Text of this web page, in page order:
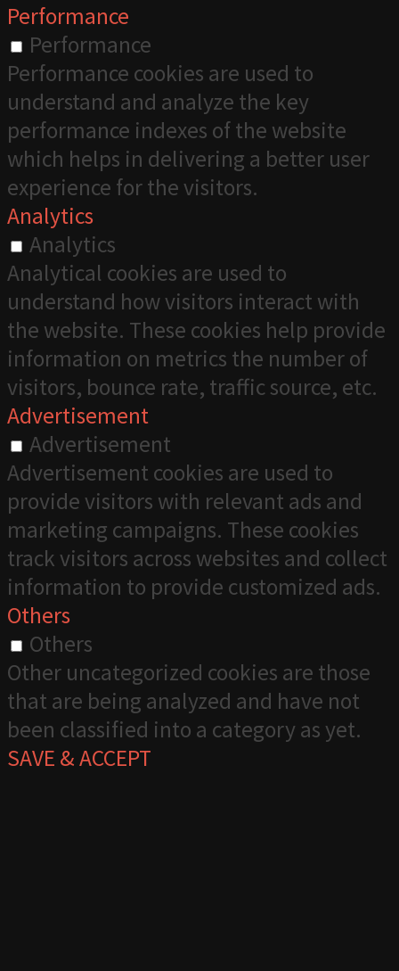
Performance
Performance
Performance cookies are used to
understand and analyze the key
performance indexes of the website
which helps in delivering a better user
experience for the visitors.
Analytics
Analytics
Analytical cookies are used to
understand how visitors interact with
the website. These cookies help provide
information on metrics the number of
visitors, bounce rate, traffic source, etc.
Advertisement
Advertisement
Advertisement cookies are used to
provide visitors with relevant ads and
marketing campaigns. These cookies
track visitors across websites and collect
information to provide customized ads.
Others
Others
Other uncategorized cookies are those
that are being analyzed and have not
been classified into a category as yet.
SAVE & ACCEPT